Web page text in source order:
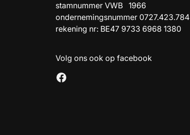
stamnummer VWB 1966
ondernemingsnummer 0727.423.784
rekening nr: BE47 9733 6968 1380
Volg ons ook op facebook
Facebook